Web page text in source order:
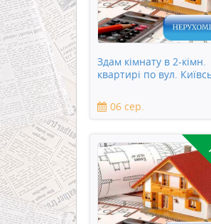
Здам кімнату в 2-кімн.
квартирі по вул.
06 сер.